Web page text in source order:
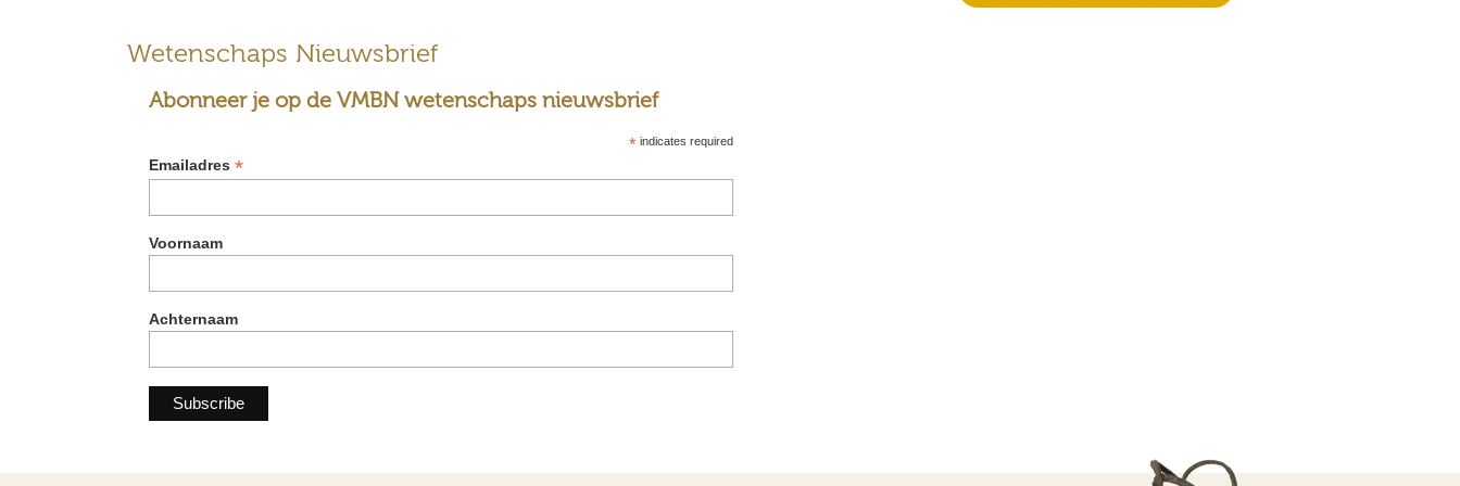
Wetenschaps Nieuwsbrief
Abonneer je op de VMBN wetenschaps nieuwsbrief
*indicates required
Emailadres *
Voornaam
Achternaam